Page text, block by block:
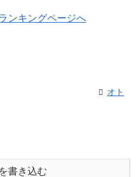
オト
書き込む